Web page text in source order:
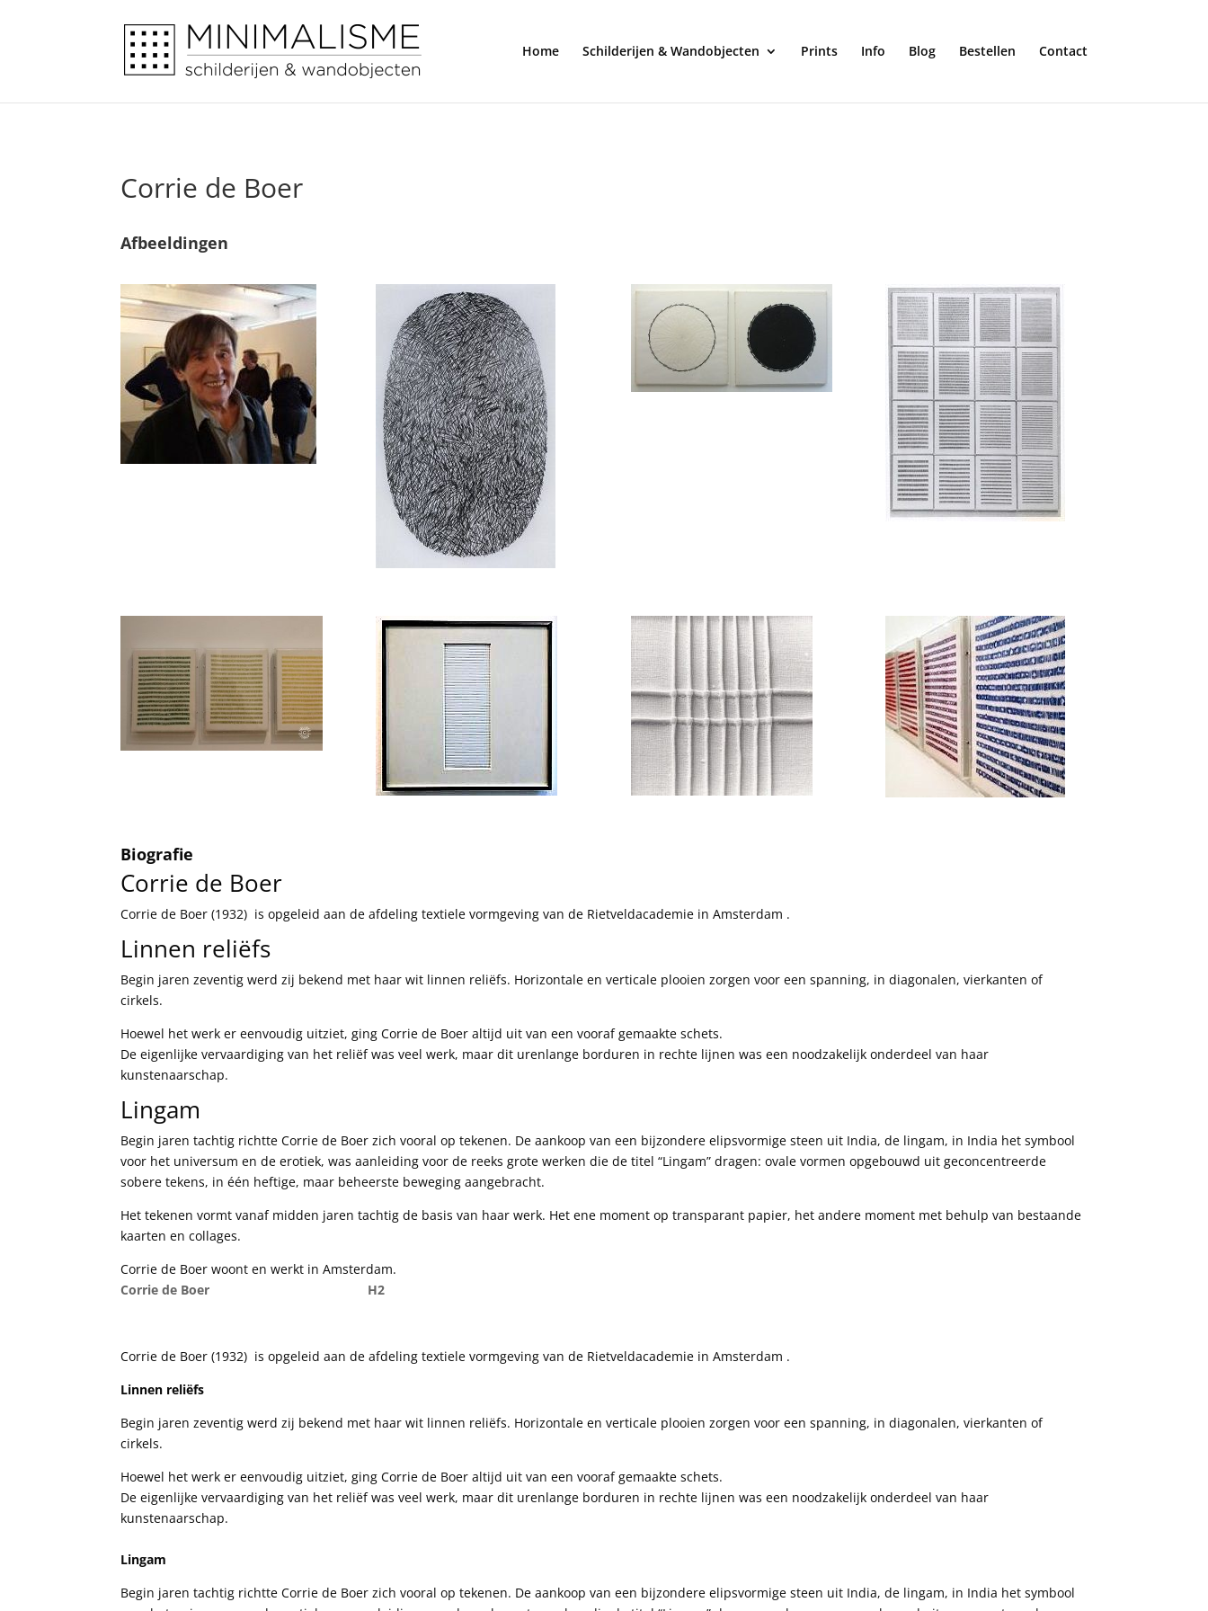
Home Schilderijen & Wandobjecten Prints Info Blog Bestellen Contact
Corrie de Boer
Afbeeldingen
Biografie
Corrie de Boer
Corrie de Boer (1932) is opgeleid aan de afdeling textiele vormgeving van de Rietveldacademie in Amsterdam .
Linnen reliëfs
Begin jaren zeventig werd zij bekend met haar wit linnen reliëfs. Horizontale en verticale plooien zorgen voor een spanning, in diagonalen, vierkanten of
cirkels.
Hoewel het werk er eenvoudig uitziet, ging Corrie de Boer altijd uit van een vooraf gemaakte schets.
De eigenlijke vervaardiging van het reliëf was veel werk, maar dit urenlange borduren in rechte lijnen was een noodzakelijk onderdeel van haar
kunstenaarschap.
Lingam
Begin jaren tachtig richtte Corrie de Boer zich vooral op tekenen. De aankoop van een bijzondere elipsvormige steen uit India, de lingam, in India het symbool
voor het universum en de erotiek, was aanleiding voor de reeks grote werken die de titel “Lingam” dragen: ovale vormen opgebouwd uit geconcentreerde
sobere tekens, in één heftige, maar beheerste beweging aangebracht.
Het tekenen vormt vanaf midden jaren tachtig de basis van haar werk. Het ene moment op transparant papier, het andere moment met behulp van bestaande
kaarten en collages.
Corrie de Boer woont en werkt in Amsterdam.
Corrie de Boer H2
Corrie de Boer (1932) is opgeleid aan de afdeling textiele vormgeving van de Rietveldacademie in Amsterdam .
Linnen reliëfs
Begin jaren zeventig werd zij bekend met haar wit linnen reliëfs. Horizontale en verticale plooien zorgen voor een spanning, in diagonalen, vierkanten of
cirkels.
Hoewel het werk er eenvoudig uitziet, ging Corrie de Boer altijd uit van een vooraf gemaakte schets.
De eigenlijke vervaardiging van het reliëf was veel werk, maar dit urenlange borduren in rechte lijnen was een noodzakelijk onderdeel van haar
kunstenaarschap.
Lingam
Begin jaren tachtig richtte Corrie de Boer zich vooral op tekenen. De aankoop van een bijzondere elipsvormige steen uit India, de lingam, in India het symbool